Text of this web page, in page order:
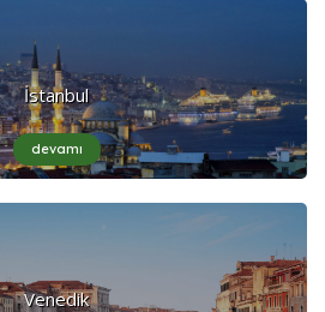
İstanbul
devamı
Venedik